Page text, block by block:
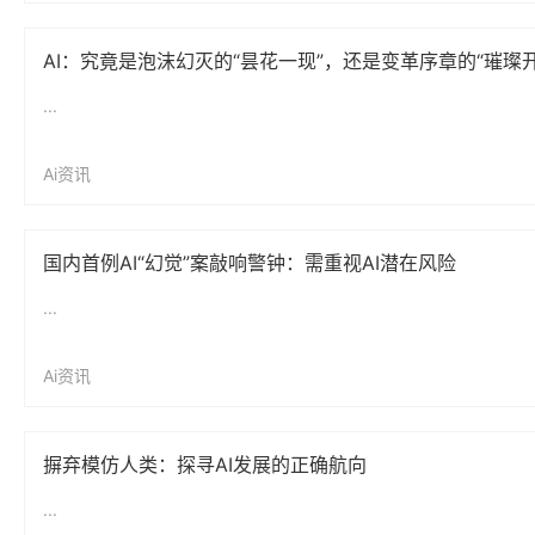
AI：究竟是泡沫幻灭的“昙花一现”，还是变革序章的“璀璨
...
Ai资讯
国内首例AI“幻觉”案敲响警钟：需重视AI潜在风险
...
Ai资讯
摒弃模仿人类：探寻AI发展的正确航向
...